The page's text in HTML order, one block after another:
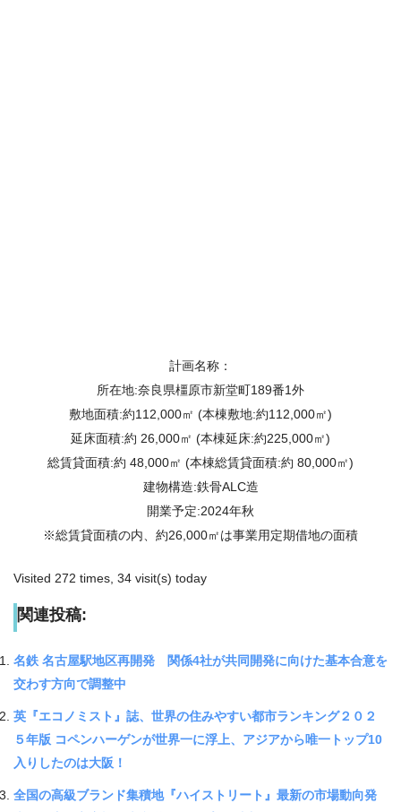
計画名称：
所在地:奈良県橿原市新堂町189番1外
敷地面積:約112,000㎡ (本棟敷地:約112,000㎡)
延床面積:約 26,000㎡ (本棟延床:約225,000㎡)
総賃貸面積:約 48,000㎡ (本棟総賃貸面積:約 80,000㎡)
建物構造:鉄骨ALC造
開業予定:2024年秋
※総賃貸面積の内、約26,000㎡は事業用定期借地の面積
Visited 272 times, 34 visit(s) today
関連投稿:
名鉄 名古屋駅地区再開発 関係4社が共同開発に向けた基本合意を
交わす方向で調整中
英『エコノミスト』誌、世界の住みやすい都市ランキング２０２
５年版 コペンハーゲンが世界一に浮上、アジアから唯一トップ10
入りしたのは大阪！
全国の高級ブランド集積地『ハイストリート』最新の市場動向発